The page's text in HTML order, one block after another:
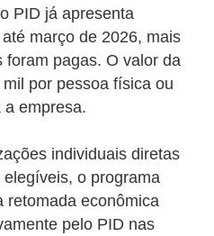
PID já apresenta
março de 2026, mais
foram pagas. O valor da
por pessoa física ou
empresa.
individuais diretas
o programa
retomada econômica
pelo PID nas